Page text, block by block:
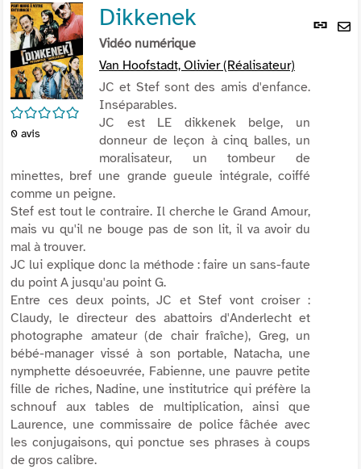
Lien
/5
0 avis
Dikkenek
Vidéo numérique
Van Hoofstadt, Olivier (Réalisateur)
JC et Stef sont des amis d'enfance.
Inséparables.
JC est LE dikkenek belge, un
donneur de leçon à cinq balles, un
moralisateur, un tombeur de
minettes, bref une grande gueule intégrale, coiffé
comme un peigne.
Stef est tout le contraire. Il cherche le Grand Amour,
mais vu qu'il ne bouge pas de son lit, il va avoir du
mal à trouver.
JC lui explique donc la méthode : faire un sans-faute
du point A jusqu'au point G.
Entre ces deux points, JC et Stef vont croiser :
Claudy, le directeur des abattoirs d'Anderlecht et
photographe amateur (de chair fraîche), Greg, un
bébé-manager vissé à son portable, Natacha, une
nymphette désoeuvrée, Fabienne, une pauvre petite
fille de riches, Nadine, une institutrice qui préfère la
schnouf aux tables de multiplication, ainsi que
Laurence, une commissaire de police fâchée avec
les conjugaisons, qui ponctue ses phrases à coups
de gros calibre.